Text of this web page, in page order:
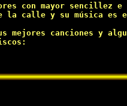
con mayor sencillez e
calle y su música es
mejores canciones y